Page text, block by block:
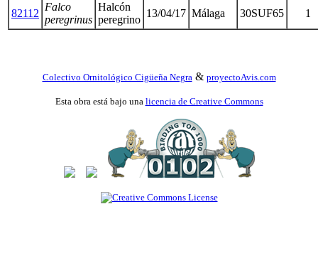
82112
Falco
peregrinus
Halcón
peregrino
13/04/17 Málaga 30SUF65 1
Colectivo Ornitológico Cigüeña Negra & proyectoAvis.com
Esta obra está bajo una licencia de Creative Commons